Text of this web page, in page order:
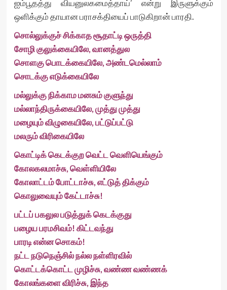
ஐம்பூதத்து வியனுலகமைத்தாய்’ என்று இருளுக்கும்
ஒளிக்கும் தாயான பராசக்தியைப் பாடுகிறான் பாரதி.
சொல்லுக்குச் சிக்காத சூதாட்டி ஒருத்தி
சோழி குலுக்கையிலே, வானத்துல
சொளகு பொடக்கையிலே, அண்டமெல்லாம்
சொடக்கு எடுக்கையிலே
மல்லுக்கு நிக்காம மனசும் குளுந்து
மல்லாந்திருக்கையிலே, முத்து முத்து
மழையும் விழுகையிலே, பட்டுப்பட்டு
மலரும் விரிகையிலே
கொட்டிக் கெடக்குற வெட்ட வெளியெங்கும்
கோலகலமாச்சு, வெள்ளியிலே
கோலாட்டம் போட்டாச்சு, எட்டுத் திக்கும்
கொலுவையும் கேட்டாச்சு!
பட்டப் பகலுல படுத்துக் கெடக்குது
பழைய பரமசிவம்! கிட்டவந்து
பாரடி என்ன சொகம்!
நட்ட நடுநெஞ்சில் நல்ல நள்ளிரவில்
கொட்டக்கொட்ட முழிச்சு, வண்ண வண்ணக்
கோலங்களை விரிச்சு, இந்த